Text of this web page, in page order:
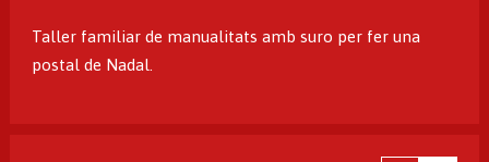
Taller familiar de manualitats amb suro per fer una
postal de Nadal.